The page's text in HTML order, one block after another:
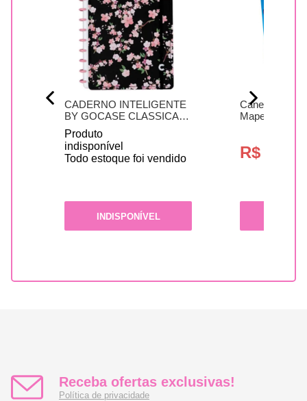
CADERNO INTELIGENTE
BY GOCASE CLASSICAL
ROSE BLACK...
Produto
indisponível
Todo estoque foi vendido
INDISPONÍVEL
Canetinha
Maped
R$ 27,90
Receba ofertas exclusivas!
Política de privacidade